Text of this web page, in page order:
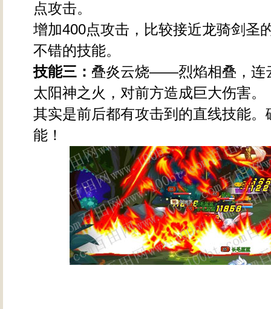
点攻击。
增加400点攻击，比较接近龙骑剑圣
不错的技能。
技能三： 叠炎云烧——烈焰相叠，连
太阳神之火，对前方造成巨大伤害。
其实是前后都有攻击到的直线技能。
能！